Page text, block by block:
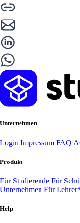
Unternehmen
Login Impressum FAQ
Produkt
Für Studierende Für
Unternehmen Für
Help